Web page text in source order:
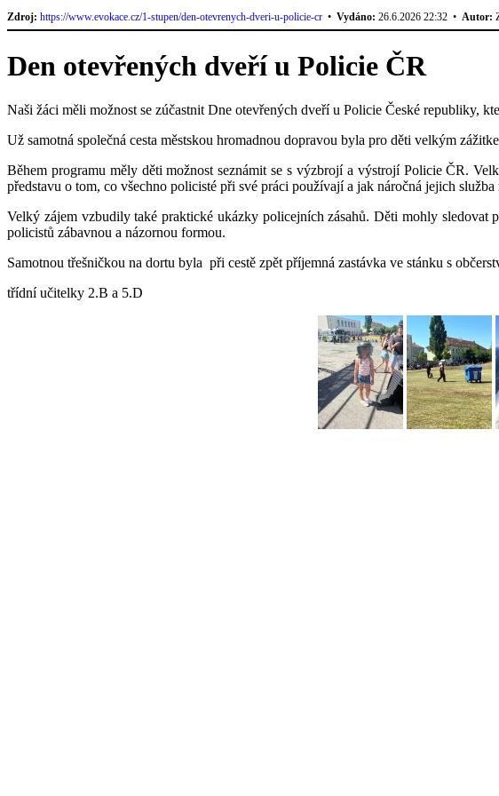
Zdroj: https://www.evokace.cz/1-stupen/den-otevrenych-dveri-u-policie-cr • Vydáno: 26.6.2026 22:32 • Autor:
Den otevřených dveří u Policie ČR
Naši žáci měli možnost se zúčastnit Dne otevřených dveří u Policie České republiky,
Už samotná společná cesta městskou hromadnou dopravou byla pro děti velkým
Během programu měly děti možnost seznámit se s výzbrojí a výstrojí Policie ČR.
představu o tom, co všechno policisté při své práci používají a jak náročná jejich služba
Velký zájem vzbudily také praktické ukázky policejních zásahů. Děti mohly
policistů zábavnou a názornou formou.
Samotnou třešničkou na dortu byla při cestě zpět příjemná zastávka ve stánku s
třídní učitelky 2.B a 5.D